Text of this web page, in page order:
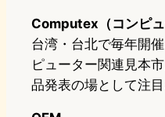
Computex（コンピュ
台湾・台北で毎年開
ピューター関連見本
品発表の場として注目